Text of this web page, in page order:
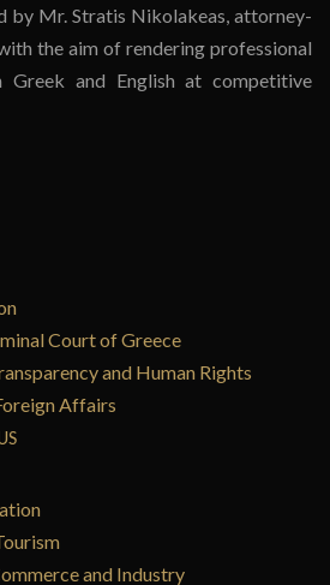
by Mr. Stratis Nikolakeas, attorney-
the aim of rendering professional
Greek and English at competitive
Court of Greece
and Human Rights
Affairs
and Industry